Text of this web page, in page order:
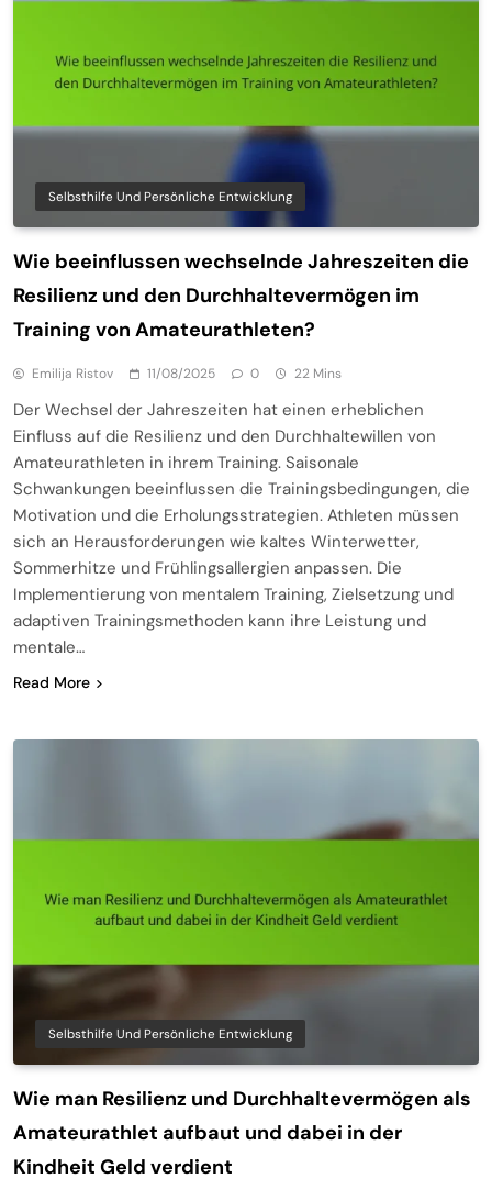
Selbsthilfe Und Persönliche Entwicklung
Wie beeinflussen wechselnde Jahreszeiten die
Resilienz und den Durchhaltevermögen im
Training von Amateurathleten?
Emilija Ristov 11/08/2025 0 22 Mins
Der Wechsel der Jahreszeiten hat einen erheblichen
Einfluss auf die Resilienz und den Durchhaltewillen von
Amateurathleten in ihrem Training. Saisonale
Schwankungen beeinflussen die Trainingsbedingungen, die
Motivation und die Erholungsstrategien. Athleten müssen
sich an Herausforderungen wie kaltes Winterwetter,
Sommerhitze und Frühlingsallergien anpassen. Die
Implementierung von mentalem Training, Zielsetzung und
adaptiven Trainingsmethoden kann ihre Leistung und
mentale…
Read More
Selbsthilfe Und Persönliche Entwicklung
Wie man Resilienz und Durchhaltevermögen als
Amateurathlet aufbaut und dabei in der
Kindheit Geld verdient